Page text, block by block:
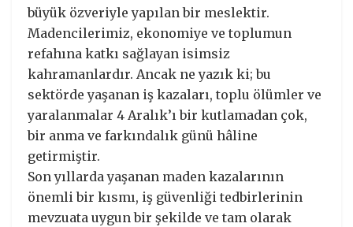
büyük özveriyle yapılan bir meslektir.
Madencilerimiz, ekonomiye ve toplumun
refahına katkı sağlayan isimsiz
kahramanlardır. Ancak ne yazık ki; bu
sektörde yaşanan iş kazaları, toplu ölümler ve
yaralanmalar 4 Aralık’ı bir kutlamadan çok,
bir anma ve farkındalık günü hâline
getirmiştir.
Son yıllarda yaşanan maden kazalarının
önemli bir kısmı, iş güvenliği tedbirlerinin
mevzuata uygun bir şekilde ve tam olarak